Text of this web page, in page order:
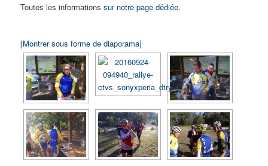
Toutes les informationssur notre page dédiée.
[Montrer sous forme de diaporama]